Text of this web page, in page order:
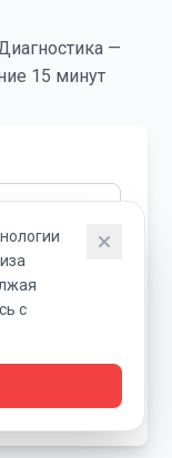
—
15 минут
данных
с